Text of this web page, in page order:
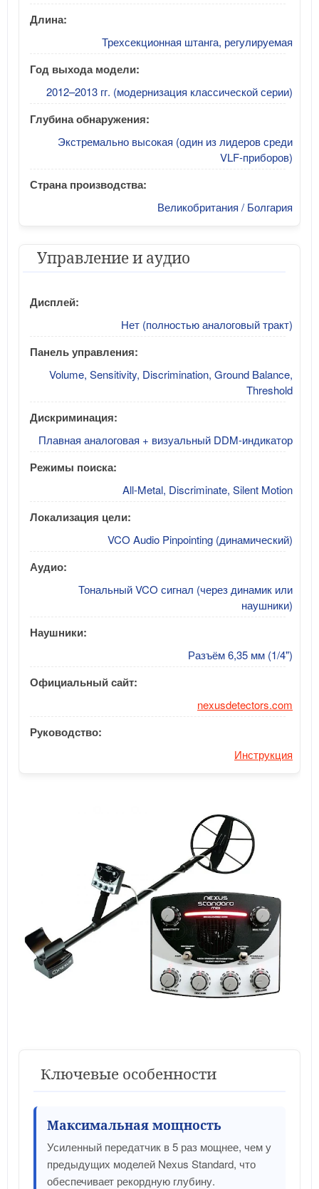
Длина:
Трехсекционная штанга, регулируемая
Год выхода модели:
2012–2013 гг. (модернизация классической серии)
Глубина обнаружения:
Экстремально высокая (один из лидеров среди
VLF-приборов)
Страна производства:
Великобритания / Болгария
Управление и аудио
Дисплей:
Нет (полностью аналоговый тракт)
Панель управления:
Volume, Sensitivity, Discrimination, Ground Balance,
Threshold
Дискриминация:
Плавная аналоговая + визуальный DDM-индикатор
Режимы поиска:
All-Metal, Discriminate, Silent Motion
Локализация цели:
VCO Audio Pinpointing (динамический)
Аудио:
Тональный VCO сигнал (через динамик или
наушники)
Наушники:
Разъём 6,35 мм (1/4")
Официальный сайт:
nexusdetectors.com
Руководство:
Инструкция
Ключевые особенности
Максимальная мощность
Усиленный передатчик в 5 раз мощнее, чем у
предыдущих моделей Nexus Standard, что
обеспечивает рекордную глубину.